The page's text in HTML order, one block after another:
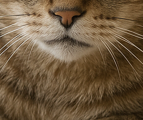
Diets
Purine per cani:
aiutare davvero i